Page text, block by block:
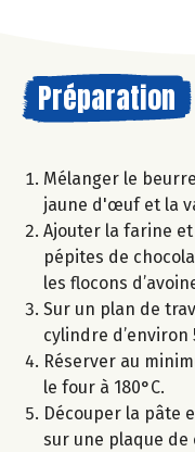
Préparation
Mélanger le
jaune d'œuf et la
Ajouter la farine
pépites de
les flocons
Sur un plan de
cylindre
Réserver au
le four à 180°C.
Découper la pâte
sur une plaque de